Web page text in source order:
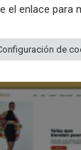
el enlace para
de